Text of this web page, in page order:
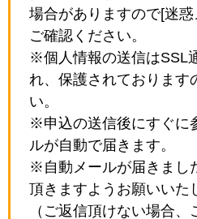
場合がありますので[迷
ご確認ください。
※個人情報の送信はSSL
れ、保護されております
い。
※申込の送信後にすぐに
ルが自動で届きます。
※自動メールが届きまし
頂きますようお願いいた
（ご返信頂けない場合